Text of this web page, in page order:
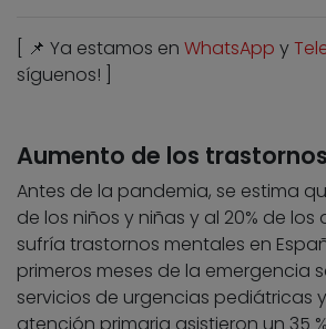
[ 📌 Ya estamos en WhatsApp y
síguenos! ]
Aumento de los
Antes de la pandemia, se estima
de los niños y niñas y al 20% de
sufría trastornos mentales en
primeros meses de la emergencia
servicios de urgencias pediátricas